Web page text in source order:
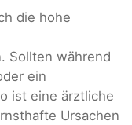
die hohe
Sollten während
ein
ist eine ärztliche
Ursachen